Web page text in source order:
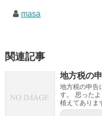
masa
関連記事
地方税の
地方税の申告
す。 思った
植えてありま